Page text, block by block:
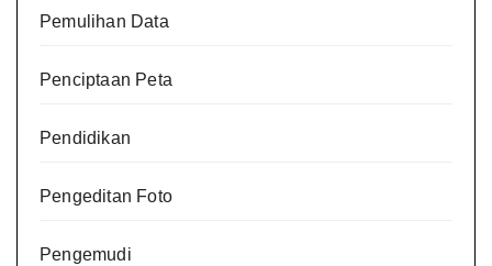
Pemulihan Data
Penciptaan Peta
Pendidikan
Pengeditan Foto
Pengemudi